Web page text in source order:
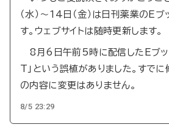
（水）～14日（金）は日刊薬業のE
す。ウェブサイトは随時更新します。
8月6日午前5時に配信したEブッ
T」という誤植がありました。すでに
の内容に変更はありません。
8/5 23:29